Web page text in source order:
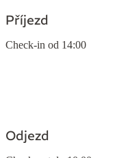
Příjezd
Check-in od 14:00
Odjezd